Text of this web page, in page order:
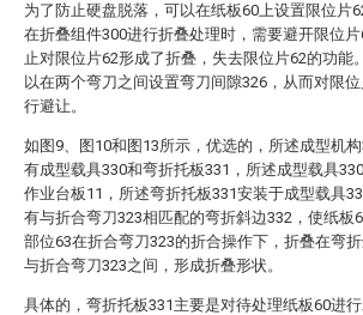
为了防止硬盘脱落，可以在纸板60上设置限位片
在折叠组件300进行折叠处理时，需要避开限位
止对限位片62形成了折叠，失去限位片62的功能
以在两个弯刀之间设置弯刀间隙326，从而对限
行避让。
如图9、图10和图13所示，优选的，所述成型机
有成型载具330和弯折托板331，所述成型载具
作业台板11，所述弯折托板331安装于成型载具
有与折合弯刀323相匹配的弯折斜边332，使纸板
部位63在折合弯刀323的折合操作下，折叠在弯
与折合弯刀323之间，形成折叠形状。
具体的，弯折托板331主要是对待处理纸板60进行